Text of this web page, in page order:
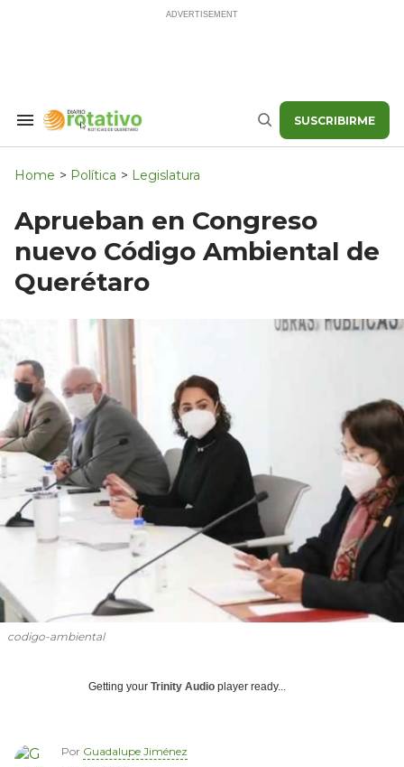
Search
Navigation
Buscar SUSCRIBIRME
Home > Política > Legislatura
Aprueban en Congreso
nuevo Código Ambiental de
Querétaro
codigo-ambiental
Getting your Trinity Audio player ready...
Por Guadalupe Jiménez